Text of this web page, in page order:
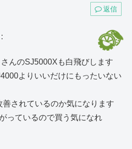
返信
んのSJ5000Xも白飛びします
よりいいだけにもったいない
されているのか気になります
っているので買う気になれ